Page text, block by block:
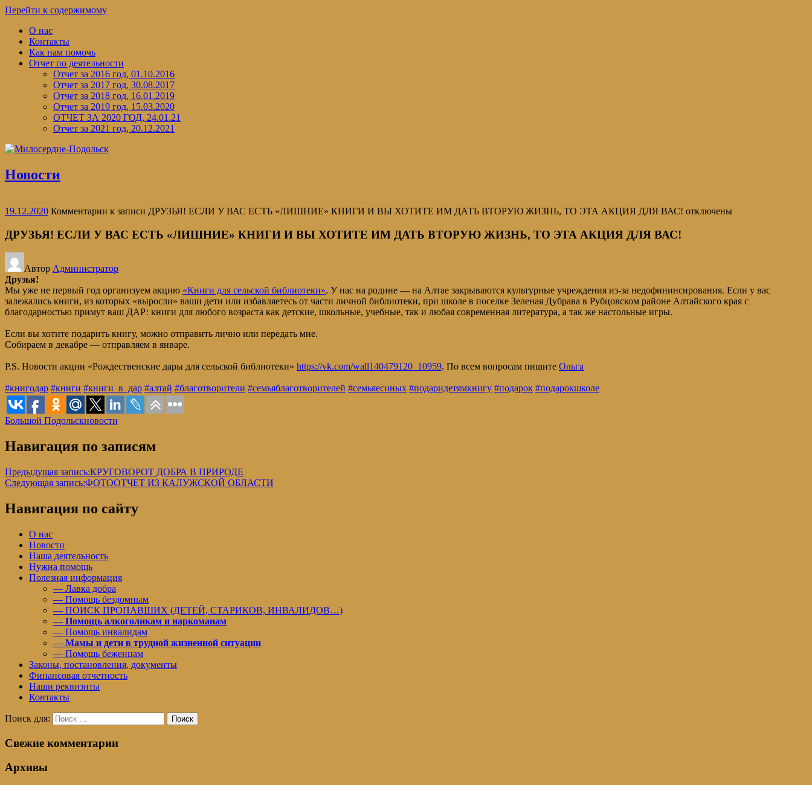
Перейти к содержимому
О нас
Контакты
Как нам помочь
Отчет по деятельности
Отчет за 2016 год, 01.10.2016
Отчет за 2017 год, 30.08.2017
Отчет за 2018 год, 16.01.2019
Отчет за 2019 год, 15.03.2020
ОТЧЕТ ЗА 2020 ГОД, 24.01.21
Отчет за 2021 год, 20.12.2021
Новости
19.12.2020 Комментарии к записи ДРУЗЬЯ! ЕСЛИ У ВАС ЕСТЬ «ЛИШНИЕ» КНИГИ И ВЫ ХОТИТЕ ИМ ДАТЬ ВТОРУЮ ЖИЗНЬ, ТО ЭТА АКЦИЯ ДЛЯ ВАС! отключены
ДРУЗЬЯ! ЕСЛИ У ВАС ЕСТЬ «ЛИШНИЕ» КНИГИ И ВЫ ХОТИТЕ ИМ ДАТЬ ВТОРУЮ ЖИЗНЬ, ТО ЭТА АКЦИЯ ДЛЯ ВАС!
Автор Администратор
Друзья!
Мы уже не первый год организуем акцию «Книги для сельской библиотеки». У нас на родине — на Алтае закрываются культурные учреждения из-за недофининсирования. Если у вас
залежались книги, из которых «выросли» ваши дети или избавляетесь от части личной библиотеки, при школе в поселке Зеленая Дубрава в Рубцовском районе Алтайского края с
благодарностью примут ваш ДАР: книги для любого возраста как детские, школьные, учебные, так и любая современная литература, а так же настольные игры.
Если вы хотите подарить книгу, можно отправить лично или передать мне.
Собираем в декабре — отправляем в январе.
P.S. Новости акции «Рождественские дары для сельской библиотеки» https://vk.com/wall140479120_10959. По всем вопросам пишите Ольга
#книгодар #книги #книги_в_дар #алтай #благотворители #семьяблаготворителей #семьяесиных #подаридетямкнигу #подарок #подарокшколе
Большой Подольскновости
Навигация по записям
Предыдущая запись:КРУГОВОРОТ ДОБРА В ПРИРОДЕ
Следующая запись:ФОТООТЧЕТ ИЗ КАЛУЖСКОЙ ОБЛАСТИ
Навигация по сайту
О нас
Новости
Наша деятельность
Нужна помощь
Полезная информация
— Лавка добра
— Помощь бездомным
— ПОИСК ПРОПАВШИХ (ДЕТЕЙ, СТАРИКОВ, ИНВАЛИДОВ…)
— Помощь алкоголикам и наркоманам
— Помощь инвалидам
— Мамы и дети в трудной жизненной ситуации
— Помощь беженцам
Законы, постановления, документы
Финансовая отчетность
Наши реквизиты
Контакты
Поиск для: Поиск
Свежие комментарии
Архивы